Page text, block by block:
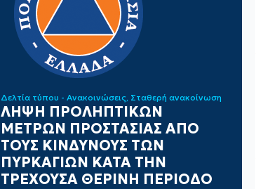
Δελτία τύπου - Ανακοινώσεις Σταθερή ανακοίνωση
ΛΗΨΗ ΠΡΟΛΗΠΤΙΚΩΝ
ΜΕΤΡΩΝ ΠΡΟΣΤΑΣΙΑΣ ΑΠΟ
ΤΟΥΣ ΚΙΝΔΥΝΟΥΣ ΤΩΝ
ΠΥΡΚΑΓΙΩΝ ΚΑΤΑ ΤΗΝ
ΤΡΕΧΟΥΣΑ ΘΕΡΙΝΗ ΠΕΡΙΟΔΟ